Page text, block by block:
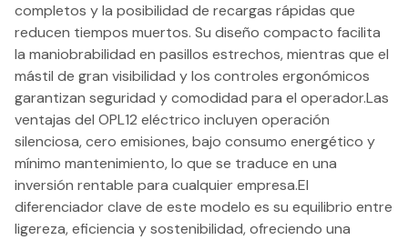
completos y la posibilidad de recargas rápidas que
reducen tiempos muertos. Su diseño compacto facilita
la maniobrabilidad en pasillos estrechos, mientras que el
mástil de gran visibilidad y los controles ergonómicos
garantizan seguridad y comodidad para el operador.Las
ventajas del OPL12 eléctrico incluyen operación
silenciosa, cero emisiones, bajo consumo energético y
mínimo mantenimiento, lo que se traduce en una
inversión rentable para cualquier empresa.El
diferenciador clave de este modelo es su equilibrio entre
ligereza, eficiencia y sostenibilidad, ofreciendo una